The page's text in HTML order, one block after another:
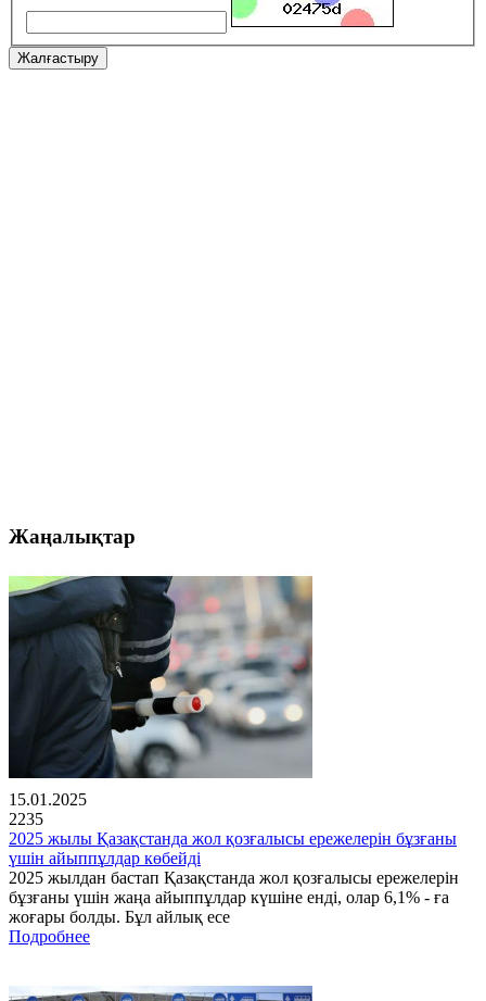
Жалғастыру
Жаңалықтар
15.01.2025
2235
2025 жылы Қазақстанда жол қозғалысы ережелерін бұзғаны
үшін айыппұлдар көбейді
2025 жылдан бастап Қазақстанда жол қозғалысы ережелерін
бұзғаны үшін жаңа айыппұлдар күшіне енді, олар 6,1% - ға
жоғары болды. Бұл айлық есе
Подробнее